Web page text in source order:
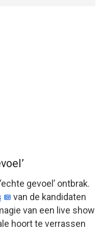
gevoel’ ontbrak.
van de kandidaten
van een live show
hoort te verrassen